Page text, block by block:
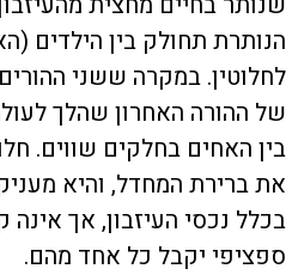
הנותרת תחולק בין הילדים
לחלוטין. במקרה ששני
של ההורה האחרון שהלך
בין האחים בחלקים שווים.
את ברירת המחדל, והיא
בכלל נכסי העיזבון, אך
ספציפי יקבל כל אחד מהם.